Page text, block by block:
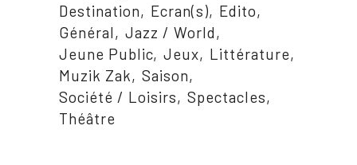
Destination
Ecran(s)
Edito
Général
Jazz / World
Jeune Public Jeux
Littérature
Muzik Zak
Saison
Société / Loisirs
Spectacles
Théâtre